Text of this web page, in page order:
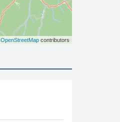
OpenStreetMap contributors